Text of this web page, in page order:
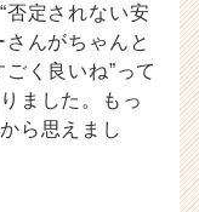
否定されない安
んがちゃんと
く良いね”って
ました。もっ
ら思えまし